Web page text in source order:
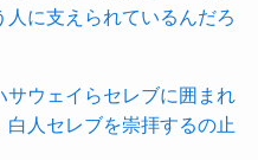
人に支えられているんだろ
サウェイらセレブに囲まれ
人セレブを崇拝するの止